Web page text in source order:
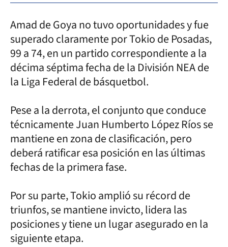
Amad de Goya no tuvo oportunidades y fue
superado claramente por Tokio de Posadas,
99 a 74, en un partido correspondiente a la
décima séptima fecha de la División NEA de
la Liga Federal de básquetbol.
Pese a la derrota, el conjunto que conduce
técnicamente Juan Humberto López Ríos se
mantiene en zona de clasificación, pero
deberá ratificar esa posición en las últimas
fechas de la primera fase.
Por su parte, Tokio amplió su récord de
triunfos, se mantiene invicto, lidera las
posiciones y tiene un lugar asegurado en la
siguiente etapa.